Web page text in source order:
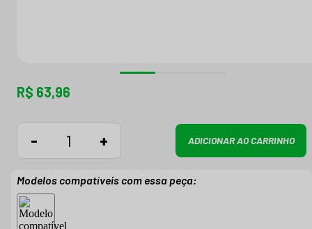
R$ 63,96
- + ADICIONAR AO CARRINHO
Modelos compatíveis com essa peça: